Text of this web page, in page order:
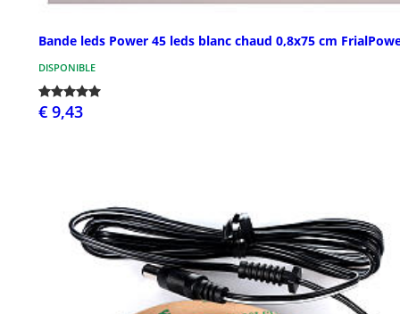
Bande leds Power 45 leds blanc chaud 0,8x75 cm
DISPONIBLE
€ 9,43